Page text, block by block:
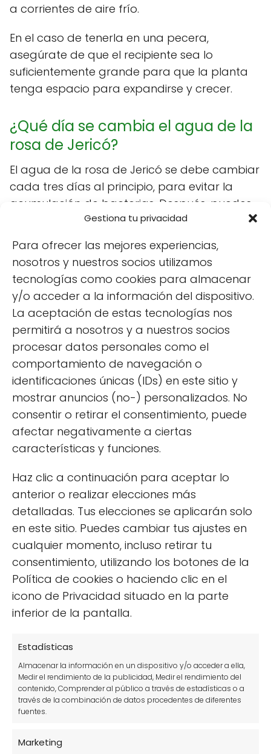
Gestiona tu privacidad
Para ofrecer las mejores experiencias,
nosotros y nuestros socios utilizamos
tecnologías como cookies para almacenar
y/o acceder a la información del dispositivo.
La aceptación de estas tecnologías nos
permitirá a nosotros y a nuestros socios
procesar datos personales como el
comportamiento de navegación o
identificaciones únicas (IDs) en este sitio y
mostrar anuncios (no-) personalizados. No
consentir o retirar el consentimiento, puede
afectar negativamente a ciertas
características y funciones.
Haz clic a continuación para aceptar lo
anterior o realizar elecciones más
detalladas. Tus elecciones se aplicarán solo
en este sitio. Puedes cambiar tus ajustes en
cualquier momento, incluso retirar tu
consentimiento, utilizando los botones de la
Política de cookies o haciendo clic en el
icono de Privacidad situado en la parte
inferior de la pantalla.
Estadísticas
Almacenar la información en un dispositivo y/o acceder a ella,
Medir el rendimiento de la publicidad, Medir el rendimiento del
contenido, Comprender al público a través de estadísticas o a
través de la combinación de datos procedentes de diferentes
fuentes.
Marketing
a corrientes de aire frío.
En el caso de tenerla en una pecera,
asegúrate de que el recipiente sea lo
suficientemente grande para que la planta
tenga espacio para expandirse y crecer.
¿Qué día se cambia el agua de la
rosa de Jericó?
El agua de la rosa de Jericó se debe cambiar
cada tres días al principio, para evitar la
acumulación de bacterias. Después, puedes
cambiarla cada dos o tres semanas,
y la necesidad de la planta.
Siempre es buena idea observar la planta; si
notas que el agua se ensucia o que la planta
muestra signos de deshidratación, considera
cambiar el agua más frecuentemente.
Villamandos
Propietario de un huerto urbano
donde produzco mis propias
fresas, pimientos, frambuesas y
sobre todo paso ratos muy
desarrollarse mis plantas, ¿te unes
a la fiebre de los huertos urbanos?
Cómo usar la fibra de
coco en tu huerto
urbano
Sustratos, abonos y
huerto urbano
También puedes leer: